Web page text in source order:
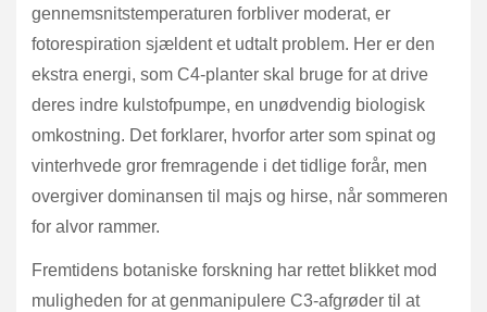
gennemsnitstemperaturen forbliver moderat, er
fotorespiration sjældent et udtalt problem. Her er den
ekstra energi, som C4-planter skal bruge for at drive
deres indre kulstofpumpe, en unødvendig biologisk
omkostning. Det forklarer, hvorfor arter som spinat og
vinterhvede gror fremragende i det tidlige forår, men
overgiver dominansen til majs og hirse, når sommeren
for alvor rammer.
Fremtidens botaniske forskning har rettet blikket mod
muligheden for at genmanipulere C3-afgrøder til at